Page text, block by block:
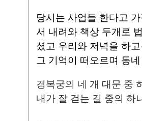
당시는 사업들 한다고
서 내려와 책상 두개로
셨고 우리와 저녁을 하
그 기억이 떠오르며 동
경복궁의 네 개 대문 중
내가 잘 걷는 길 중의 하